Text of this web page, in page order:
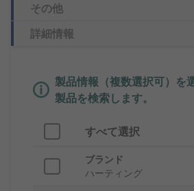
その他
詳細情報
製品情報（複数選択可）を
製品を検索します。
すべて選択
ブランド
ハーティング